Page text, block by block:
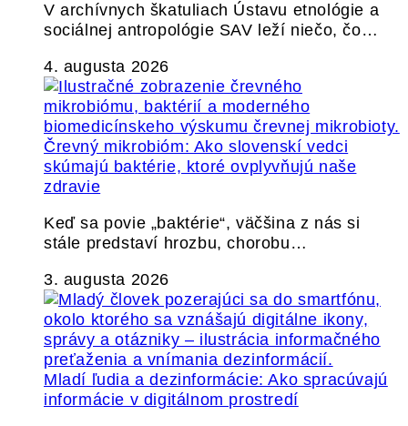
V archívnych škatuliach Ústavu etnológie a
sociálnej antropológie SAV leží niečo, čo…
4. augusta 2026
Črevný mikrobióm: Ako slovenskí vedci
skúmajú baktérie, ktoré ovplyvňujú naše
zdravie
Keď sa povie „baktérie“, väčšina z nás si
stále predstaví hrozbu, chorobu…
3. augusta 2026
Mladí ľudia a dezinformácie: Ako spracúvajú
informácie v digitálnom prostredí